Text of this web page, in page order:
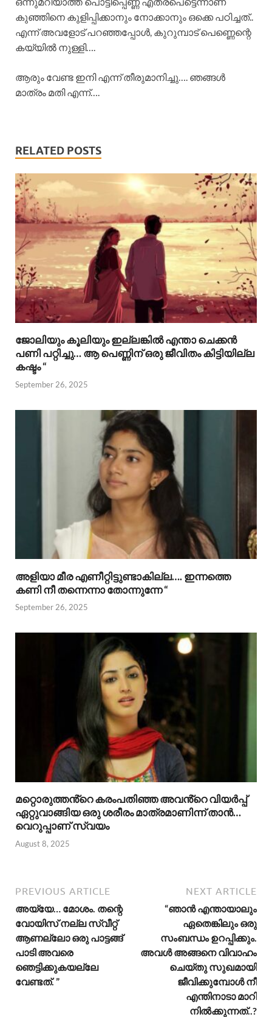
കുഞ്ഞിനെ കുളിപ്പിക്കാനും നോക്കാനും ഒക്കെ പഠിച്ചത്..
എന്ന് അവളോട് പറഞ്ഞപ്പോൾ, കുറുമ്പാട് പെണ്ണെന്റെ
കയ്യിൽ നുള്ളി….
ആരും വേണ്ട ഇനി എന്ന് തീരുമാനിച്ചു…. ഞങ്ങൾ
മാത്രം മതി എന്ന്….
RELATED POSTS
ജോലിയും കൂലിയും ഇല്ലങ്കിൽ എന്താ ചെക്കൻ
പണി പറ്റിച്ചു… ആ പെണ്ണിന് ഒരു ജീവിതം കിട്ടിയില്ല
കഷ്ടം “
September 26, 2025
അളിയാ മീര എണീറ്റിട്ടുണ്ടാകില്ല…. ഇന്നത്തെ
കണി നീ തന്നെന്നാ തോന്നുന്നേ “
September 26, 2025
മറ്റൊരുത്തൻ്റെ കരംപതിഞ്ഞ അവൻ്റെ വിയർപ്പ്
ഏറ്റുവാങ്ങിയ ഒരു ശരീരം മാത്രമാണിന്ന് താൻ…
വെറുപ്പാണ് സ്വയം
August 8, 2025
PREVIOUS ARTICLE
അയ്യേ… മോശം. തന്റെ
വോയിസ് നല്ല സ്വീറ്റ്
ആണല്ലോ ഒരു പാട്ടങ്ങ്
പാടി അവരെ
ഞെട്ടിക്കുകയല്ലേ
വേണ്ടത്. ”
NEXT ARTICLE
“ഞാൻ എന്തായാലും
ഏതെങ്കിലും ഒരു
സംബന്ധം ഉറപ്പിക്കും.
അവൾ അങ്ങനെ വിവാഹം
ചെയ്തു സുഖമായി
ജീവിക്കുമ്പോൾ നീ
എന്തിനാടാ മാറി
നിൽക്കുന്നത്..?